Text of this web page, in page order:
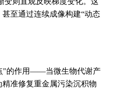
至通过连续成像构建“动态
"的作用——当微生物代谢产
准修复重金属污染沉积物